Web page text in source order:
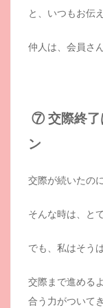
と、いつもお伝
仲人は、会員さ
⑦ 交際終了
ン
交際が続いたの
そんな時は、と
でも、私はそう
交際まで進める
合う力がついて